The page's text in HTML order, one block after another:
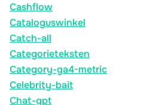
Cashflow
Cataloguswinkel
Catch-all
Categorieteksten
Category-ga4-metric
Celebrity-bait
Chat-gpt